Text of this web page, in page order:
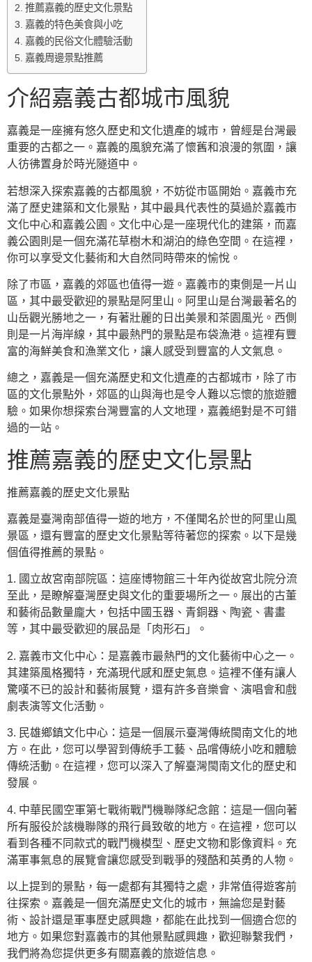
推薦嘉義的歷史文化景點
嘉義的特色美食與小吃
嘉義的民俗文化體驗活動
嘉義周邊景點推薦
介紹嘉義古都城市風貌
嘉義是一座擁有悠久歷史和文化遺產的城市，曾經是台灣最
重要的古都之一。嘉義的風貌充滿了懷舊和浪漫的氛圍，讓
人彷彿置身於時光隧道中。
若想深入探索嘉義的古都風貌，不妨從市區開始。嘉義市充
滿了歷史建築和文化景點，其中最具代表性的莫過於嘉義市
文化中心和嘉義公園。文化中心是一座現代化的建築，而嘉
義公園則是一個充滿花草樹木和湖泊的綠色空間。在這裡，
你可以享受文化藝術和大自然同時帶來的愉悅。
除了市區，嘉義的郊區也值得一遊。嘉義市的東側是一片山
區，其中最受歡迎的景點是阿里山。阿里山是台灣最著名的
山岳觀光勝地之一，有著壯麗的日出美景和茶園風光。西側
則是一片海岸線，其中最熱門的景點是布袋漁港。這裡有豐
富的海鮮美食和漁業文化，讓人感受到豐富的人文氣息。
總之，嘉義是一個充滿歷史和文化遺產的古都城市，除了市
區的文化景點外，郊區的山與海也是令人難以忘懷的旅遊體
驗。如果你想探索台灣豐富的人文地理，嘉義絕對是不可錯
過的一站。
推薦嘉義的歷史文化景點
推薦嘉義的歷史文化景點
嘉義是臺灣南部值得一遊的地方，不僅聞名於世的阿里山風
景區，還有豐富的歷史文化景點等待著您的探索。以下是幾
個值得推薦的景點。
1. 國立故宮南部院區：這座博物館三十年內從故宮北院分流
至此，是瞭解臺灣歷史與文化的重要場所之一。展出的古董
和藝術品數量龐大，包括中國玉器、青銅器、陶瓷、書畫
等，其中最受歡迎的展品是「肉形石」。
2. 嘉義市文化中心：是嘉義市最熱門的文化藝術中心之一。
其建築風格獨特，充滿現代感和歷史氣息。這裡不僅有讓人
驚嘆不已的設計和藝術展覽，還有許多音樂會、演唱會和戲
劇表演等文化活動。
3. 民雄鄉鎮文化中心：這是一個展示臺灣傳統閩南文化的地
方。在此，您可以學習到傳統手工藝、品嚐傳統小吃和體驗
傳統活動。在這裡，您可以深入了解臺灣閩南文化的歷史和
發展。
4. 中華民國空軍第七戰術戰鬥機聯隊紀念館：這是一個向著
所有服役於該機聯隊的飛行員致敬的地方。在這裡，您可以
看到各種不同款式的戰鬥機模型、歷史文物和影像資料。充
滿軍事氣息的展覽會讓您感受到戰爭的殘酷和英勇的人物。
以上提到的景點，每一處都有其獨特之處，非常值得遊客前
往探索。嘉義是一個充滿歷史文化的城市，無論您是對藝
術、設計還是軍事歷史感興趣，都能在此找到一個適合您的
地方。如果您對嘉義市的其他景點感興趣，歡迎聯繫我們，
我們將為您提供更多有關嘉義的旅遊信息。